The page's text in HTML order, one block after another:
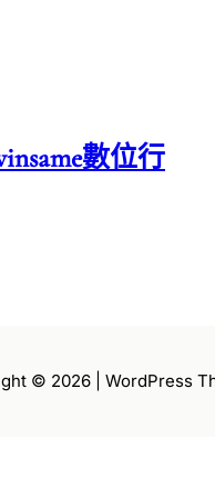
數位行
© 2026 | WordPress